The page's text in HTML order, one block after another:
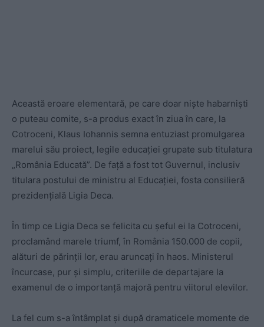
Această eroare elementară, pe care doar niște habarniști
o puteau comite, s-a produs exact în ziua în care, la
Cotroceni, Klaus Iohannis semna entuziast promulgarea
marelui său proiect, legile educației grupate sub titulatura
„România Educată”. De față a fost tot Guvernul, inclusiv
titulara postului de ministru al Educației, fosta consilieră
prezidențială Ligia Deca.
În timp ce Ligia Deca se felicita cu șeful ei la Cotroceni,
proclamând marele triumf, în România 150.000 de copii,
alături de părinții lor, erau aruncați în haos. Ministerul
încurcase, pur și simplu, criteriile de departajare la
examenul de o importanță majoră pentru viitorul elevilor.
La fel cum s-a întâmplat și după dramaticele momente de